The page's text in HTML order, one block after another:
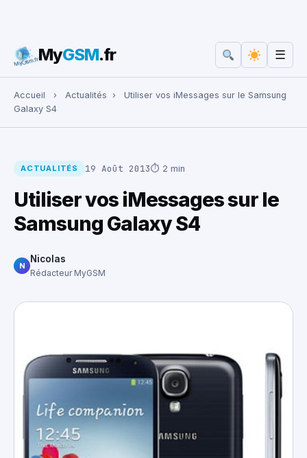
Rechercher :
MyGSM.fr ☰
Accueil › Actualités ›
Utiliser vos iMessages sur le Samsung
Galaxy S4
ACTUALITÉS 19 Août 2013⏱ 2 min
Utiliser vos iMessages sur le
Samsung Galaxy S4
N
Nicolas
Rédacteur MyGSM